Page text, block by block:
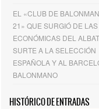
EL «CLUB DE
21» QUE SURGIÓ DE
ECONÓMICAS DEL
SURTE A LA SELECCIÓN
ESPAÑOLA Y AL
BALONMANO
HISTÓRICO DE ENTRADAS